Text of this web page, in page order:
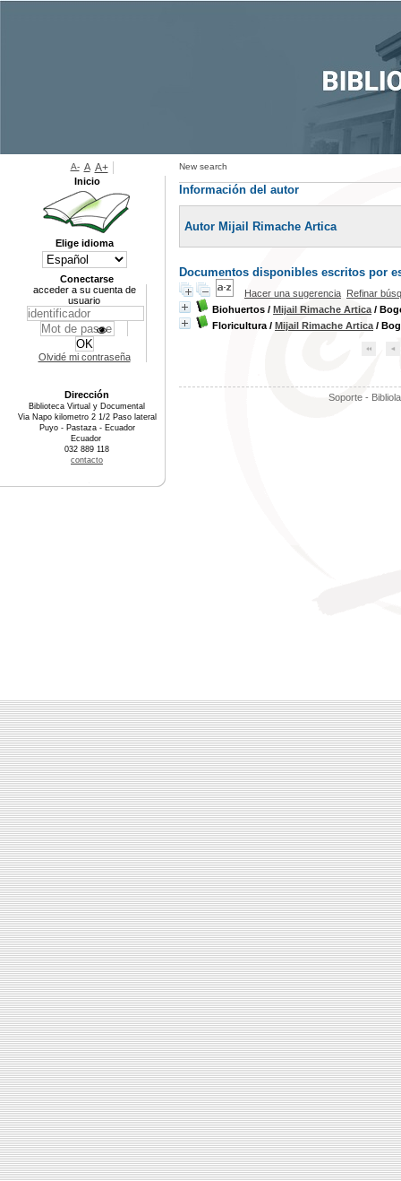
New search
Información del autor
Autor Mijail Rimache Artica
Documentos disponibles escritos por
Hacer una sugerencia Refinar
Biohuertos / Mijail Rimache Artica /
Floricultura / Mijail Rimache Artica /
Soporte -
A- A A+
Inicio
Elige idioma
Conectarse
acceder a su cuenta de
usuario
Olvidé mi contraseña
Dirección
Biblioteca Virtual y Documental
Via Napo kilometro 2 1/2 Paso lateral
Puyo - Pastaza - Ecuador
Ecuador
032 889 118
contacto